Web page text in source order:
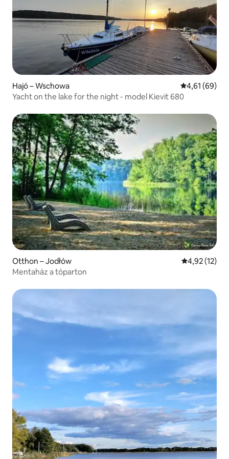
Hajó – Wschowa Átlagos
4,61 (69)
Yacht on the lake for the night - model Kievit 680
Otthon – Jodłów Átlagos
4,92 (12)
Mentaház a tóparton